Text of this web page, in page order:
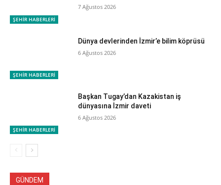
ŞEHİR HABERLERİ
7 Ağustos 2026
ŞEHİR HABERLERİ
Dünya devlerinden İzmir’e bilim köprüsü
6 Ağustos 2026
ŞEHİR HABERLERİ
Başkan Tugay’dan Kazakistan iş
dünyasına İzmir daveti
6 Ağustos 2026
GÜNDEM